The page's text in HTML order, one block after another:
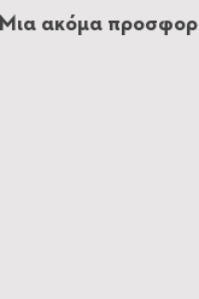
Μια ακόμα